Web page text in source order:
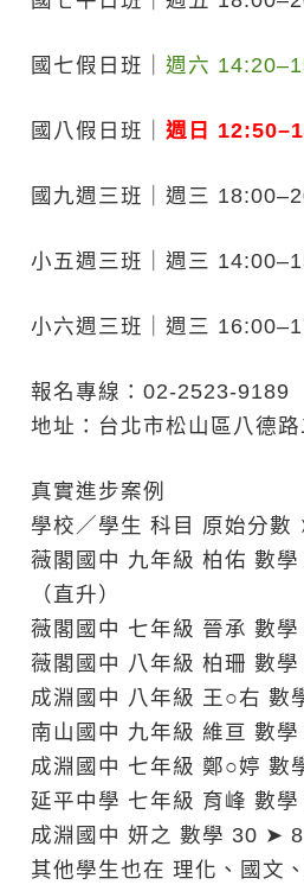
國七假日班｜ 週六
國八假日班｜ 週日
國九週三班｜週三
小五週三班｜週三
小六週三班｜週三
報名專線：02-2523-9189
地址：台北市松山區八德
真實進步案例
學校／學生 科目 原始分數
薇閣國中 九年級 柏佑 數學
（直升）
薇閣國中 七年級 晉承 數學
薇閣國中 八年級 柏珊 數學
成淵國中 八年級 王○右 數
南山國中 九年級 維亘 數學
成淵國中 七年級 鄭○婷 數
延平中學 七年級 育峰 數學
成淵國中 妍之 數學 30 ➤
其他學生也在 理化、國文